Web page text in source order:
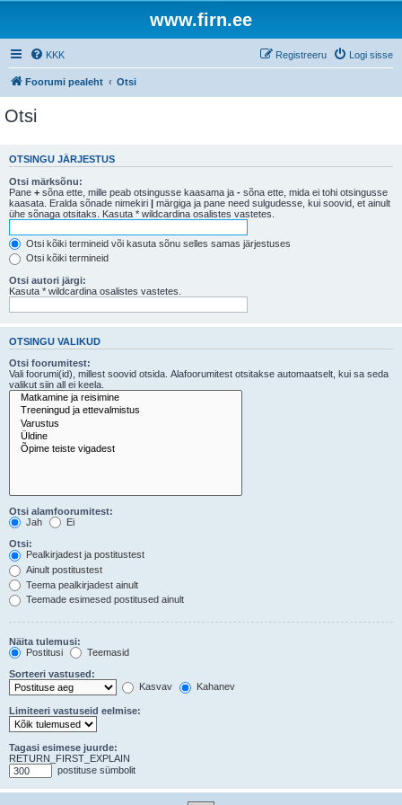
www.firn.ee
KKK Logi sisse
Registreeru
Foorumi pealeht Otsi
Otsi
OTSINGU JÄRJESTUS
Otsi märksõnu:
Pane + sõna ette, mille peab otsingusse kaasama ja - sõna ette, mida ei tohi otsingusse
kaasata. Eralda sõnade nimekiri | märgiga ja pane need sulgudesse, kui soovid, et ainult
ühe sõnaga otsitaks. Kasuta * wildcardina osalistes vastetes.
Otsi kõiki termineid või kasuta sõnu selles samas järjestuses
Otsi kõiki termineid
Otsi autori järgi:
Kasuta * wildcardina osalistes vastetes.
OTSINGU VALIKUD
Otsi foorumitest:
Vali foorumi(id), millest soovid otsida. Alafoorumitest otsitakse automaatselt, kui sa seda
valikut siin all ei keela.
Otsi alamfoorumitest:
Jah
Ei
Otsi:
Pealkirjadest ja postitustest
Ainult postitustest
Teema pealkirjadest ainult
Teemade esimesed postitused ainult
Näita tulemusi:
Postitusi
Teemasid
Sorteeri vastused:
Kasvav
Kahanev
Limiteeri vastuseid eelmise:
Tagasi esimese juurde:
RETURN_FIRST_EXPLAIN
postituse sümbolit